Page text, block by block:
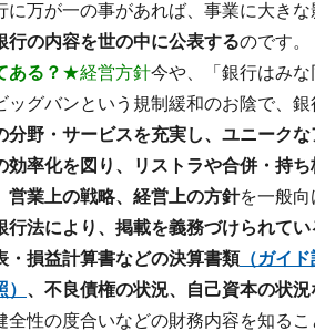
万が一の事があれば、事業に大き
行の内容を世の中に公表するのです。
ある？ ★経営方針今や、「銀行はみな
グバンという規制緩和のお陰で、
分野・サービスを充実し、ユニーク
効率化を図り、リストラや合併・持
営業上の戦略、経営上の方針を一般向
行法により、掲載を義務づけられてい
・損益計算書などの決算書類（ガイド
、不良債権の状況、自己資本の状況
性の度合いなどの財務内容を知るこ